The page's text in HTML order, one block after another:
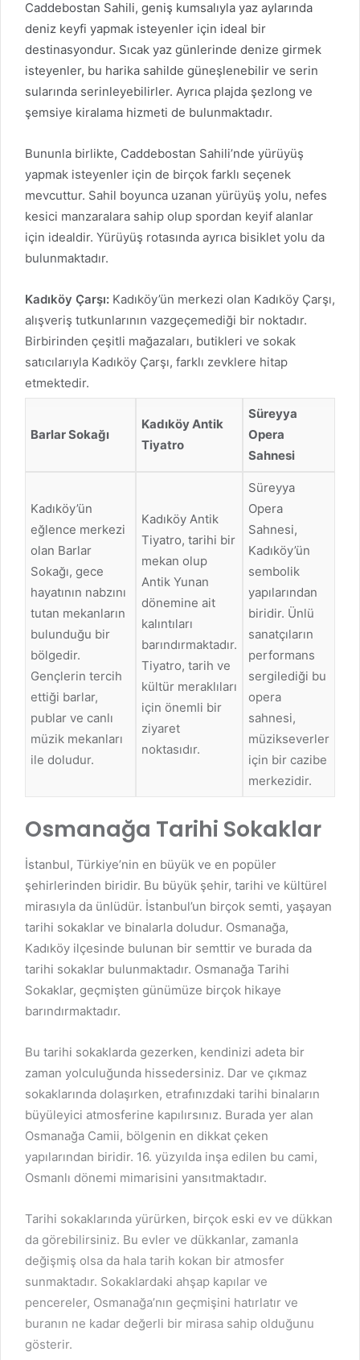
Caddebostan Sahili, geniş kumsalıyla yaz aylarında
deniz keyfi yapmak isteyenler için ideal bir
destinasyondur. Sıcak yaz günlerinde denize girmek
isteyenler, bu harika sahilde güneşlenebilir ve serin
sularında serinleyebilirler. Ayrıca plajda şezlong ve
şemsiye kiralama hizmeti de bulunmaktadır.
Bununla birlikte, Caddebostan Sahili’nde yürüyüş
yapmak isteyenler için de birçok farklı seçenek
mevcuttur. Sahil boyunca uzanan yürüyüş yolu, nefes
kesici manzaralara sahip olup spordan keyif alanlar
için idealdir. Yürüyüş rotasında ayrıca bisiklet yolu da
bulunmaktadır.
Kadıköy Çarşı: Kadıköy’ün merkezi olan Kadıköy Çarşı,
alışveriş tutkunlarının vazgeçemediği bir noktadır.
Birbirinden çeşitli mağazaları, butikleri ve sokak
satıcılarıyla Kadıköy Çarşı, farklı zevklere hitap
etmektedir.
Barlar Sokağı
Kadıköy Antik
Tiyatro
Süreyya
Opera
Sahnesi
Kadıköy’ün
eğlence merkezi
olan Barlar
Sokağı, gece
hayatının nabzını
tutan mekanların
bulunduğu bir
bölgedir.
Gençlerin tercih
ettiği barlar,
publar ve canlı
müzik mekanları
ile doludur.
Kadıköy Antik
Tiyatro, tarihi bir
mekan olup
Antik Yunan
dönemine ait
kalıntıları
barındırmaktadır.
Tiyatro, tarih ve
kültür meraklıları
için önemli bir
ziyaret
noktasıdır.
Süreyya
Opera
Sahnesi,
Kadıköy’ün
sembolik
yapılarından
biridir. Ünlü
sanatçıların
performans
sergilediği bu
opera
sahnesi,
müzikseverler
için bir cazibe
merkezidir.
Osmanağa Tarihi Sokaklar
İstanbul, Türkiye’nin en büyük ve en popüler
şehirlerinden biridir. Bu büyük şehir, tarihi ve kültürel
mirasıyla da ünlüdür. İstanbul’un birçok semti, yaşayan
tarihi sokaklar ve binalarla doludur. Osmanağa,
Kadıköy ilçesinde bulunan bir semttir ve burada da
tarihi sokaklar bulunmaktadır. Osmanağa Tarihi
Sokaklar, geçmişten günümüze birçok hikaye
barındırmaktadır.
Bu tarihi sokaklarda gezerken, kendinizi adeta bir
zaman yolculuğunda hissedersiniz. Dar ve çıkmaz
sokaklarında dolaşırken, etrafınızdaki tarihi binaların
büyüleyici atmosferine kapılırsınız. Burada yer alan
Osmanağa Camii, bölgenin en dikkat çeken
yapılarından biridir. 16. yüzyılda inşa edilen bu cami,
Osmanlı dönemi mimarisini yansıtmaktadır.
Tarihi sokaklarında yürürken, birçok eski ev ve dükkan
da görebilirsiniz. Bu evler ve dükkanlar, zamanla
değişmiş olsa da hala tarih kokan bir atmosfer
sunmaktadır. Sokaklardaki ahşap kapılar ve
pencereler, Osmanağa’nın geçmişini hatırlatır ve
buranın ne kadar değerli bir mirasa sahip olduğunu
gösterir.